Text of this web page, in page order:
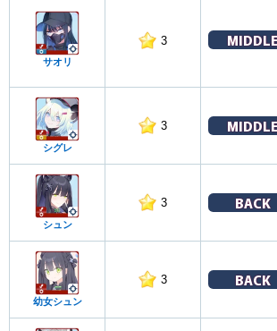
サオリ
3 MIDDLE
シグレ
3 MIDDLE
シュン
3 BACK
幼女シュン
3 BACK